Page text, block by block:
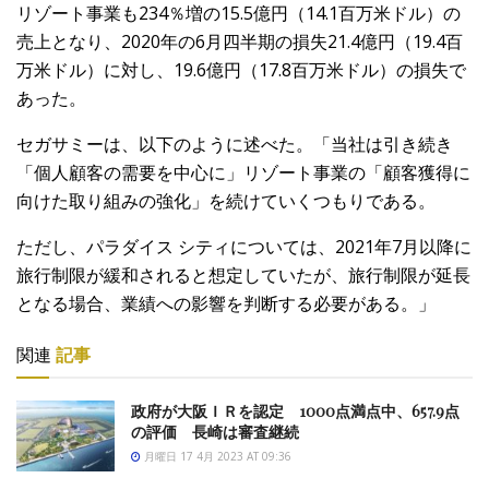
リゾート事業も234％増の15.5億円（14.1百万米ドル）の
売上となり、2020年の6月四半期の損失21.4億円（19.4百
万米ドル）に対し、19.6億円（17.8百万米ドル）の損失で
あった。
セガサミーは、以下のように述べた。「当社は引き続き
「個人顧客の需要を中心に」リゾート事業の「顧客獲得に
向けた取り組みの強化」を続けていくつもりである。
ただし、パラダイス シティについては、2021年7月以降に
旅行制限が緩和されると想定していたが、旅行制限が延長
となる場合、業績への影響を判断する必要がある。」
関連 記事
政府が大阪ＩＲを認定 1000点満点中、657.9点
の評価 長崎は審査継続
月曜日 17 4月 2023 AT 09:36